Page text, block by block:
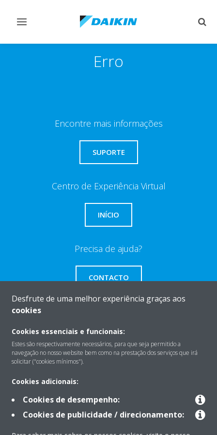
Comutar
Erro
Encontre mais informações
SUPORTE
Centro de Experiência Virtual
INÍCIO
Precisa de ajuda?
CONTACTO
Sobre
Contacto
Desfrute de uma melhor experiência graças aos
cookies
Cookies essenciais e funcionais:
Estes são respectivamente necessários, para que seja permitido a
navegação no nosso website bem como na prestação dos serviços que irá
solicitar ("cookies mínimos").
Cookies adicionais:
Cookies de desempenho:
Cookies de publicidade / direcionamento: